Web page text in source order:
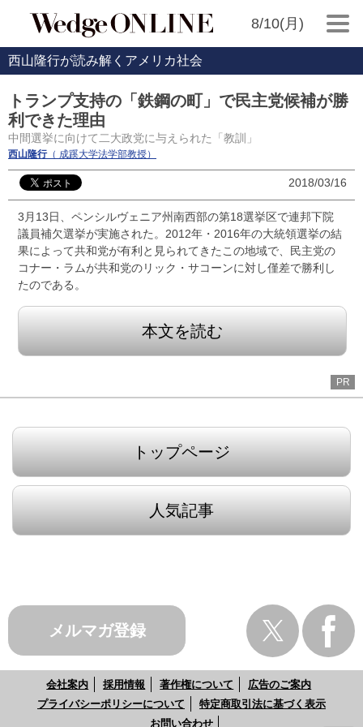
8/10(月)
西山隆行が読み解くアメリカ社会
トランプ支持の「鉄鋼の町」で民主党候補が勝
利できた理由
中間選挙に向けて二大政党に与えられた「教訓」
西山隆行（ 成蹊大学法学部教授）
2018/03/16
3月13日、ペンシルヴェニア州南西部の第18選挙区で連邦下院
議員補欠選挙が実施された。2012年・2016年の大統領選挙の結
果によって共和党が有利と見られてきたこの地域で、民主党の
コナー・ラムが共和党のリック・サコーンに対し僅差で勝利し
たのである。
本文を読む
PR
トップページ
人気記事
メルマガ登録
会社案内 採用情報 著作権について
広告のご案内
プライバシーポリシーについて
特定商取引法に基づく表示
お問い合わせ